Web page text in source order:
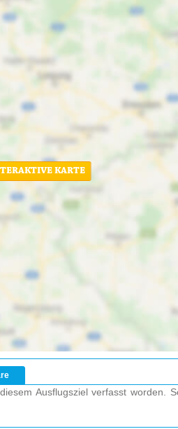
KARTE
Ausflugsziel verfasst